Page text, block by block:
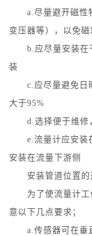
a.尽量避开磁性物
变压器等），以免
b.应尽量安装在干
装
c.应尽量避免日晒
大于95%
d.选择便于维修
e.流量计应安装在
安装在流量下游侧
安装管道位置的
为了使流量计工
意以下几点要求；
a.传感器可在垂直